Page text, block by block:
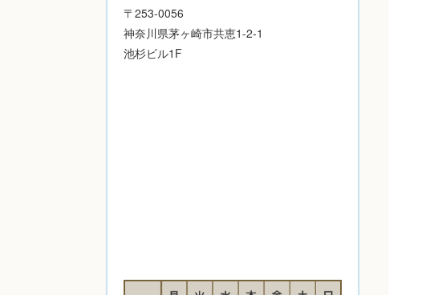
〒253-0056
神奈川県茅ヶ崎市共恵1-2-1
池杉ビル1F